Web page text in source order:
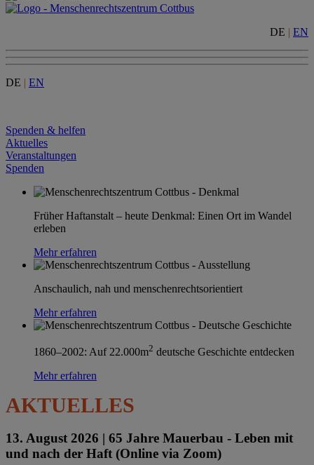
DE | EN
DE | EN
Spenden & helfen
Aktuelles
Veranstaltungen
Spenden
Früher Haftanstalt – heute Denkmal: Einen Ort im Wandel
erleben
Mehr erfahren
Anschaulich, nah und menschenrechtsorientiert
Mehr erfahren
1860–2002: Auf 22.000m2 deutsche Geschichte entdecken
Mehr erfahren
AKTUELLES
13. August 2026 | 65 Jahre Mauerbau - Leben mit
und nach der Haft (Online via Zoom)